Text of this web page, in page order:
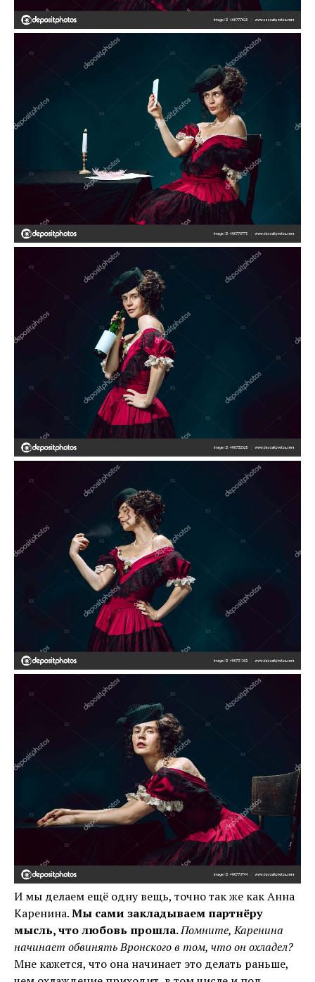
И мы делаем ещё одну вещь, точно так же как Анна
Каренина.Мы сами закладываем партнёру
мысль, что любовь прошла.Помните, Каренина
начинает обвинять Вронского в том, что он охладел?
Мне кажется, что она начинает это делать раньше,